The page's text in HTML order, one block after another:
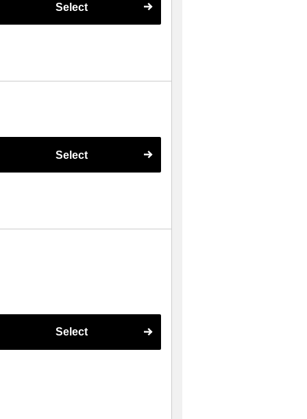
Select
Select
Select